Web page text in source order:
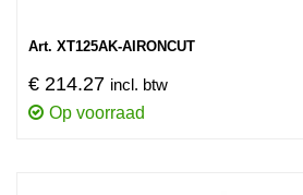
Art. XT125AK-AIRONCUT
€ 214.27 incl. btw
Op voorraad